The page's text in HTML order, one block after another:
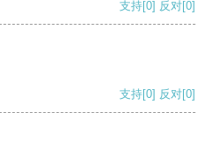
支持[0] 反对[0]
支持[0] 反对[0]